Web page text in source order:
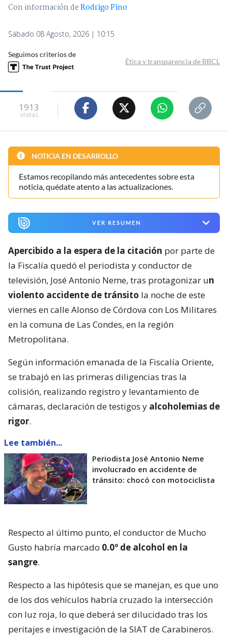
Con información deRodrigo Pino
Sábado 08 Agosto, 2026 | 10:15
Seguimos criterios de
Ética y transparencia de BBCL
1913
visitas
NOTICIA EN DESARROLLO
Estamos recopilando más antecedentes sobre esta
noticia, quédate atento a las actualizaciones.
VER RESUMEN
Apercibido a la espera de la citación por parte de
la Fiscalía quedó el periodista y conductor de
televisión, José Antonio Neme, tras protagonizar un
violento accidente de tránsito la noche de este
viernes en calle Alonso de Córdova con Los Militares
en la comuna de Las Condes, en la región
Metropolitana.
Según información emanada de la Fiscalía Oriente,
se trabajó en las primeras diligencias tras la
colisión, realizando registro y levantamiento de
cámaras, declaración de testigos y alcoholemias de
rigor.
Lee también...
Periodista José Antonio Neme
involucrado en accidente de
tránsito: chocó con motociclista
Respecto al último punto, el conductor de Mucho
Gusto habría marcado 0.0º de alcohol en la
sangre.
Respecto a las hipótesis que se manejan, es que uno
de los dos vehículos habría cruzado la intersección
con luz roja, lo que deberá ser dilucidado tras los
peritajes e investigación de la SIAT de Carabineros.